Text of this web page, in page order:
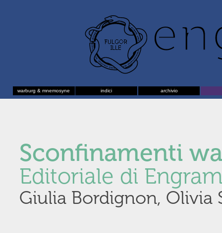
warburg & mnemosyne indici archivio
Sconfinamenti
Editoriale di
Giulia Bordignon, Olivia